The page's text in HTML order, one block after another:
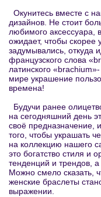
Окунитесь вместе с
дизайнов. Не стоит
любимого аксессуара,
ожидает, чтобы скорее
задумывались, откуда
французского слова
латинского
мире украшение
времена!
Будучи ранее
на сегодняшний день
своё предназначение,
того, чтобы украшать
на коллекцию нашего
это богатство стиля и
тенденций и трендов,
Можно смело сказать,
женские браслеты
выражении.